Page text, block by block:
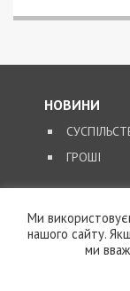
Категории:
Приєднуйтесь
за останніми
Читайте
Ми
нашого сайту.
ми